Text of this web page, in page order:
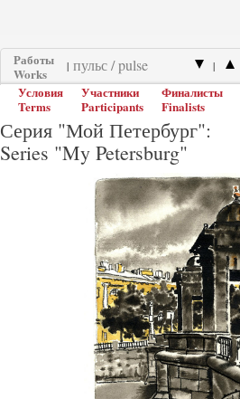
Работы
Works
| |
Условия
Terms
Участники
Participants
Финалисты
Finalists
Серия "Мой Петербург":
Series "My Petersburg"